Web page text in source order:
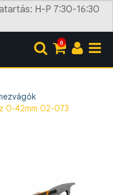
H-P 7:30-16:30
0
0-42mm 02-073